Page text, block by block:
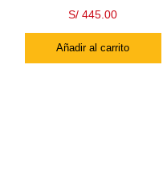
S/ 445.00
Añadir al carrito